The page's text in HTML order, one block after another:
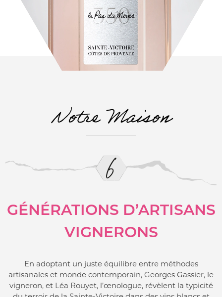
Notre Maison
GÉNÉRATIONS D’ARTISANS
VIGNERONS
En adoptant un juste équilibre entre méthodes
artisanales et monde contemporain, Georges Gassier, le
vigneron, et Léa Rouyet, l’œnologue, révèlent la typicité